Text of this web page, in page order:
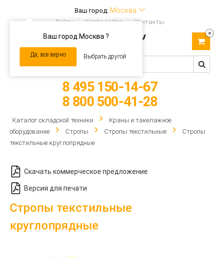
Ваш город: Москва
Ваш город Москва ?
Да, все верно Выбрать другой
Войти Карта сайта Контакты
navigation
0
8 495 150-14-67
8 800 500-41-28
Каталог складской техники
Краны и такелажное
оборудование
Стропы Стропы текстильные
Стропы
текстильные круглопрядные
Скачать коммерческое предложение
Версия для печати
Стропы текстильные
круглопрядные